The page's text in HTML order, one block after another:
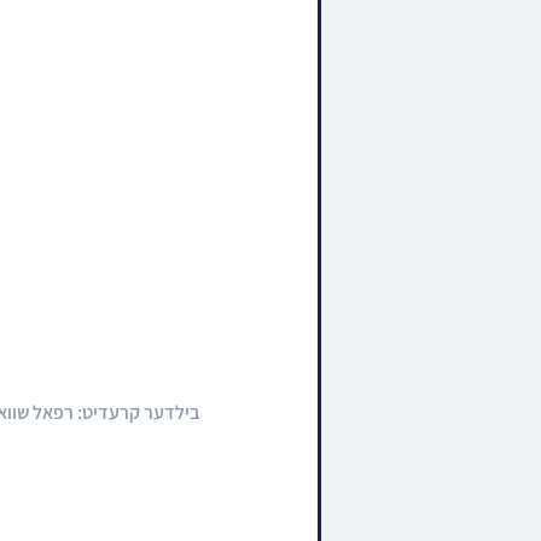
בילדער קרעדיט: רפאל